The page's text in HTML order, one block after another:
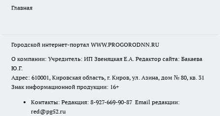
Главная
Городской интернет-портал WWW.PROGORODNN.RU
О компании: Учредитель: ИП Звеняцкая Е.А. Редактор сайта: Бакаева
Ю.Г.
Адрес: 610001, Кировская область, г. Киров, ул. Азина, дом № 80, кв. 31
Знак информационной продукции: 16+
Контакты: Редакция: 8-927-669-90-87 Email редакции:
red@pg52.ru